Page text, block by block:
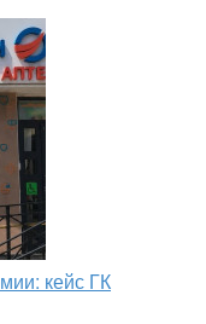
кейс ГК